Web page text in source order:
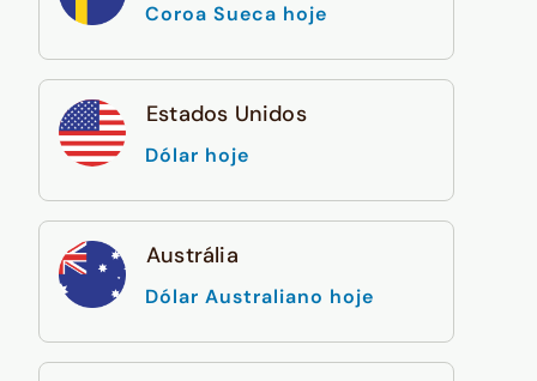
Coroa Sueca hoje
Estados Unidos
Dólar hoje
Austrália
Dólar Australiano hoje